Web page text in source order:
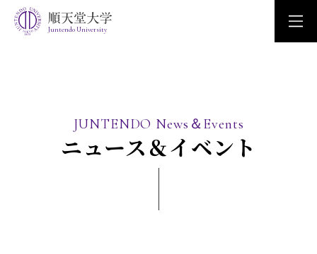
Juntendo University
JUNTENDO News＆Events
ニュース＆イベント